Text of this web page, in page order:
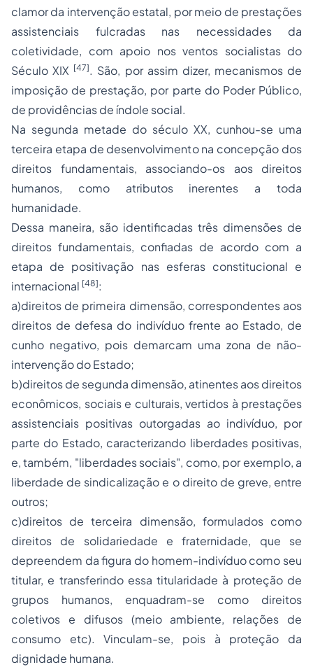
clamor da intervenção estatal, por meio de prestações
assistenciais fulcradas nas necessidades da
coletividade, com apoio nos ventos socialistas do
Século XIX [47]. São, por assim dizer, mecanismos de
imposição de prestação, por parte do Poder Público,
de providências de índole social.
Na segunda metade do século XX, cunhou-se uma
terceira etapa de desenvolvimento na concepção dos
direitos fundamentais, associando-os aos direitos
humanos, como atributos inerentes a toda
humanidade.
Dessa maneira, são identificadas três dimensões de
direitos fundamentais, confiadas de acordo com a
etapa de positivação nas esferas constitucional e
internacional [48]:
a)direitos de primeira dimensão, correspondentes aos
direitos de defesa do indivíduo frente ao Estado, de
cunho negativo, pois demarcam uma zona de não-
intervenção do Estado;
b)direitos de segunda dimensão, atinentes aos direitos
econômicos, sociais e culturais, vertidos à prestações
assistenciais positivas outorgadas ao indivíduo, por
parte do Estado, caracterizando liberdades positivas,
e, também, "liberdades sociais", como, por exemplo, a
liberdade de sindicalização e o direito de greve, entre
outros;
c)direitos de terceira dimensão, formulados como
direitos de solidariedade e fraternidade, que se
depreendem da figura do homem-indivíduo como seu
titular, e transferindo essa titularidade à proteção de
grupos humanos, enquadram-se como direitos
coletivos e difusos (meio ambiente, relações de
consumo etc). Vinculam-se, pois à proteção da
dignidade humana.